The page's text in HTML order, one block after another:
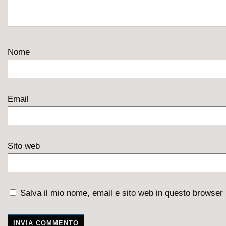
Nome
Email
Sito web
Salva il mio nome, email e sito web in questo